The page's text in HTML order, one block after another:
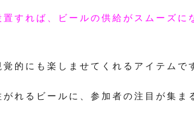
すれば、ビールの供給がスムーズ
的にも楽しませてくれるアイテムで
れるビールに、参加者の注目が集ま